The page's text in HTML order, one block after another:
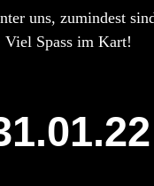
uns, zumindest
Spass im Kart!